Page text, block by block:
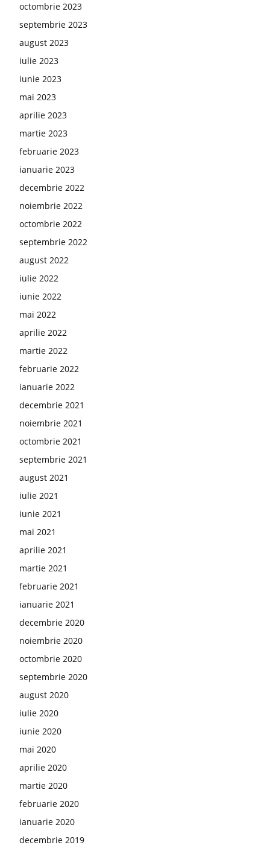
octombrie 2023
septembrie 2023
august 2023
iulie 2023
iunie 2023
mai 2023
aprilie 2023
martie 2023
februarie 2023
ianuarie 2023
decembrie 2022
noiembrie 2022
octombrie 2022
septembrie 2022
august 2022
iulie 2022
iunie 2022
mai 2022
aprilie 2022
martie 2022
februarie 2022
ianuarie 2022
decembrie 2021
noiembrie 2021
octombrie 2021
septembrie 2021
august 2021
iulie 2021
iunie 2021
mai 2021
aprilie 2021
martie 2021
februarie 2021
ianuarie 2021
decembrie 2020
noiembrie 2020
octombrie 2020
septembrie 2020
august 2020
iulie 2020
iunie 2020
mai 2020
aprilie 2020
martie 2020
februarie 2020
ianuarie 2020
decembrie 2019